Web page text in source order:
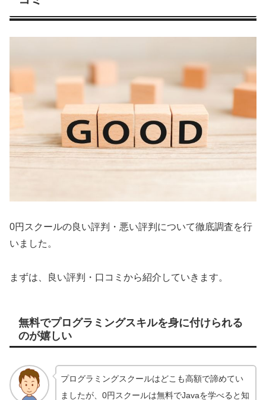
0円スクールの良い評判・悪い評判について徹底調査を行
いました。
まずは、良い評判・口コミから紹介していきます。
無料でプログラミングスキルを身に付けられる
のが嬉しい
プログラミングスクールはどこも高額で諦めてい
ましたが、0円スクールは無料でJavaを学べると知